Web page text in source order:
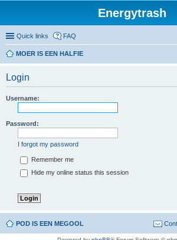
Energytrash
Quick links FAQ
MOER IS EEN HALFIE
Login
Username:
Password:
I forgot my password
Remember me
Hide my online status this session
POD IS EEN MEGOOL